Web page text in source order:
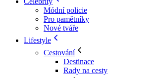
Módní policie
Pro pamětníky
Nové tváře
Lifestyle
Cestování
Destinace
Rady na cesty